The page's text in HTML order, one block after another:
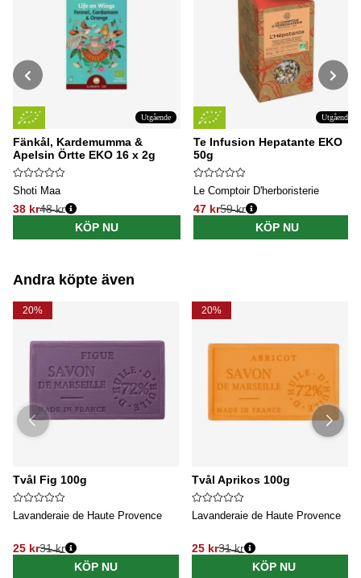
Utgående
Fänkål, Kardemumma &
Apelsin Örtte EKO 16 x 2g
Shoti Maa
38 kr
Ordinarie pris:
48 kr
KÖP NU
Utgående
Te Infusion Hepatante EKO
50g
Le Comptoir D'herboristerie
47 kr
Ordinarie pris:
59 kr
KÖP NU
Andra köpte även
20%
Tvål Fig 100g
Lavanderaie de Haute Provence
25 kr31 kr
KÖP NU
20%
Tvål Aprikos 100g
Lavanderaie de Haute Provence
25 kr31 kr
KÖP NU